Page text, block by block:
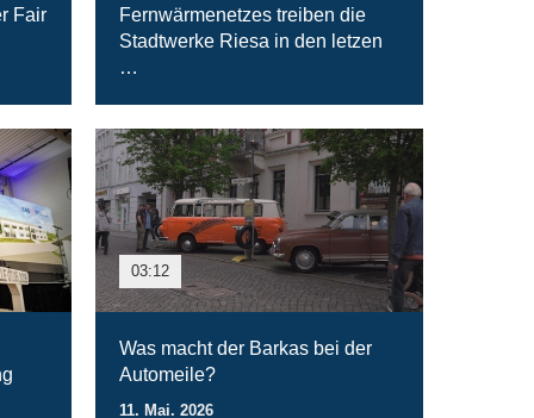
Fair
Fernwärmenetzes treiben die
Stadtwerke Riesa in den letzen
…
03:12
Was macht der Barkas bei der
Automeile?
11. Mai. 2026